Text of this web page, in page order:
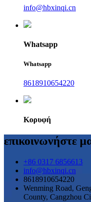
info@hbxinqi.cn
Whatsapp
Whatsapp
8618910654220
Κορυφή
επικοινωνήστε
+86 0317 6856613
info@hbxinqi.cn
8618910654220
Wenming Road,
County, Cangzhou